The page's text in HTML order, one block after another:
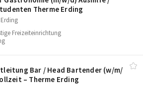
Therme Erding
Freizeiteinrichtung
Bar /​ Head Bartender (w/​m/​
– Therme Erding